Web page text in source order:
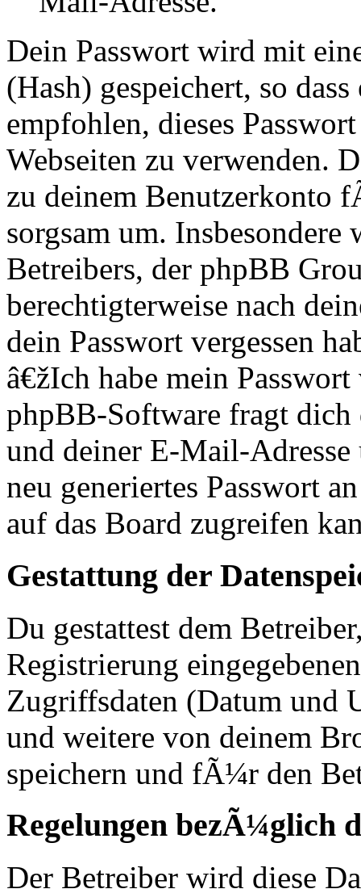
Dein Passwort wird mit
(Hash) gespeichert, so
empfohlen, dieses
Webseiten zu verwenden.
zu deinem Benutzerkonto
sorgsam um.
Betreibers, der phpBB
berechtigterweise nach
dein Passwort vergessen
â€žIch habe mein
phpBB-Software fragt dich
und deiner E-Mail-
neu generiertes Passwort
auf das Board zugreifen
Gestattung der
Du gestattest dem
Registrierung
Zugriffsdaten (Datum und
und weitere von deinem
speichern und fÃ¼r den
Regelungen bezÃ¼glich
Der Betreiber wird diese